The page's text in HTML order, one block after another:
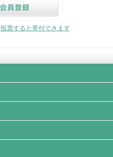
投票すると寄付できます